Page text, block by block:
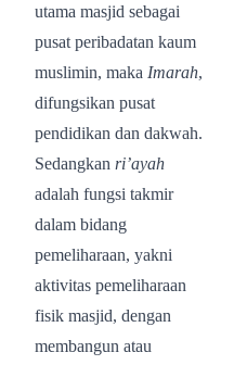
utama masjid sebagai
pusat peribadatan kaum
muslimin, maka Imarah,
difungsikan pusat
pendidikan dan dakwah.
Sedangkan ri’ayah
adalah fungsi takmir
dalam bidang
pemeliharaan, yakni
aktivitas pemeliharaan
fisik masjid, dengan
membangun atau